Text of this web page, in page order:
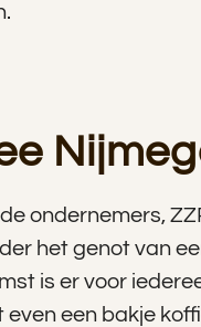
ondernemers,
het genot van
is er voor
een bakje